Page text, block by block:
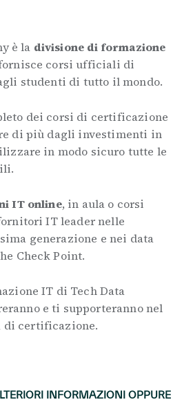
è la divisione di formazione
corsi ufficiali di
studenti di tutto il mondo.
dei corsi di certificazione
di più dagli investimenti in
in modo sicuro tutte le
IT online, in aula o corsi
IT leader nelle
generazione e nei data
Check Point.
IT di Tech Data
e ti supporteranno nel
di certificazione.
INFORMAZIONI OPPURE